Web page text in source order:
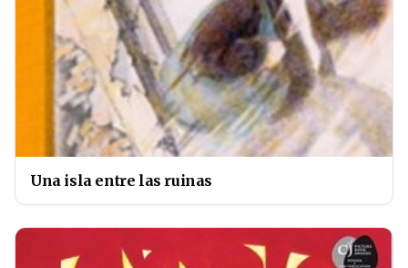
Una isla entre las ruinas